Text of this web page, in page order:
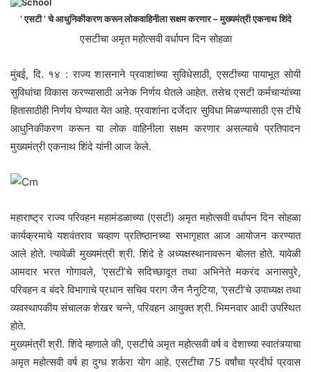
‘ एसटी ‘ चे आधुनिकीकरण करून लोकवाहिनीला सक्षम करणार – मुख्यमंत्री एकनाथ शिंदे
एसटीचा अमृत महोत्सवी वर्धापन दिन सोहळा
मुंबई, दि. १४ : राज्य शासनाने प्रवाशांच्या सुविधेसाठी, एसटीच्या पायाभूत सोयी
सुविधांचा विकास करण्यासाठी अनेक निर्णय घेतले आहेत. तसेच एसटी कर्मचाऱ्यांच्या
हितासाठीही निर्णय घेण्यात येत आहे. प्रवाशांना दर्जेदार सुविधा मिळण्यासाठी एस टीचे
आधुनिकीकरण करून या लोक वाहिनीला सक्षम करणार असल्याचे प्रतिपादन
मुख्यमंत्री एकनाथ शिंदे यांनी आज केले.
महाराष्ट्र राज्य परिवहन महामंडळाच्या (एसटी) अमृत महोत्सवी वर्धापन दिन सोहळा
कार्यक्रमाचे यशवंतराव चव्हाण प्रतिष्ठानच्या सभागृहात आज आयोजन करण्यात
आले होते. त्यावेळी मुख्यमंत्री श्री. शिंदे हे अध्यक्षस्थानावरून बोलत होते. यावेळी
आमदार भरत गोगावले, ‘एसटी’चे सदिच्छादूत तथा अभिनेते मकरंद अनासपुरे,
परिवहन व बंदरे विभागाचे प्रधान सचिव पराग जैन नैनुटिया, ‘एसटी’चे उपाध्यक्ष तथा
व्यवस्थापकीय संचालक शेखर चन्ने, परिवहन आयुक्त श्री. भिमनवार आदी उपस्थित
होते.
मुख्यमंत्री श्री. शिंदे म्हणाले की, एसटीचे अमृत महोत्सवी वर्ष व देशाच्या स्वातंत्र्याचा
अमृत महोत्सवी वर्ष हा दुग्ध शर्करा योग आहे. एसटीचा 75 वर्षांचा प्रदीर्घ प्रवास